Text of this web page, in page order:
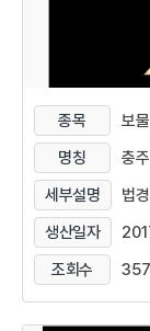
종목
보물
명칭
충
세부설명
법
생산일자
조회수
357